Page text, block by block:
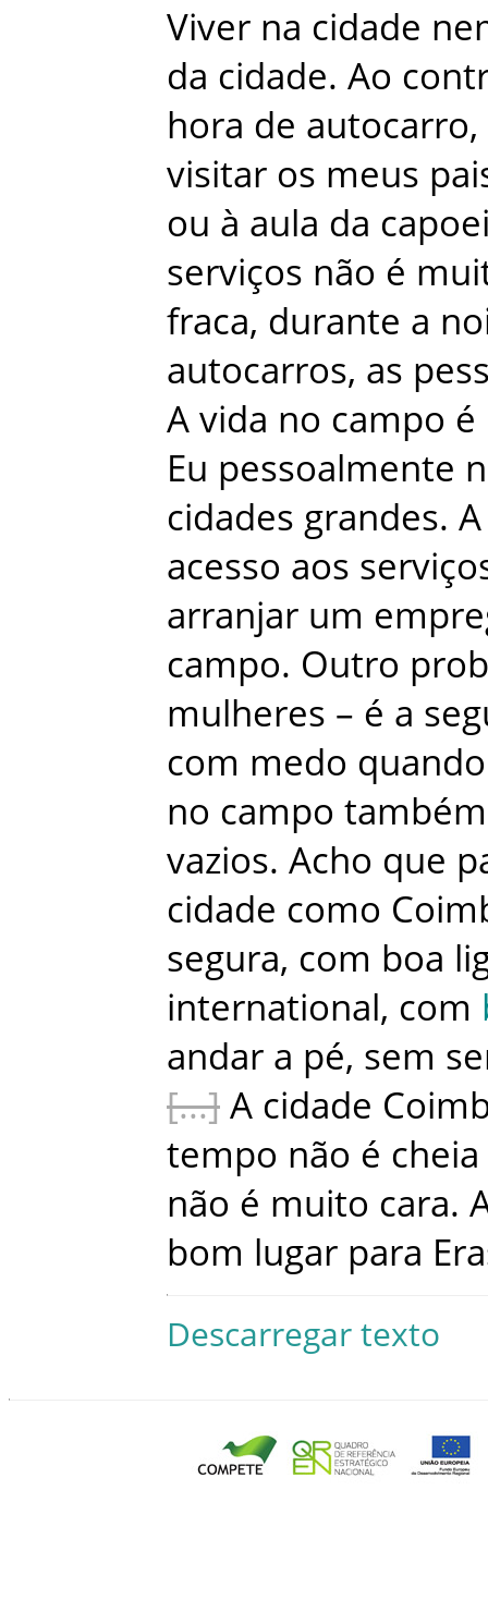
Viver na cidade
da cidade. Ao
hora de autocarro,
visitar os meus
ou à aula da
serviços não é
fraca, durante a
autocarros, as
A vida no campo é
Eu pessoalmente
cidades grandes. A
acesso aos
arranjar um
campo. Outro
mulheres – é a
com medo quando
no campo também
vazios. Acho que
cidade como
segura, com boa
international, com
andar a pé, sem
A cidade
tempo não é cheia
não é muito cara.
bom lugar para
Descarregar texto